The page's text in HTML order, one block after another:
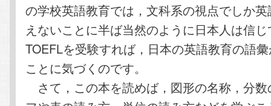
の学校英語教育では，文科系の視点でしか
えないことに半ば当然のように日本人は信
TOEFLを受験すれば，日本の英語教育の語
ことに気づくのです。
さて，この本を読めば，図形の名称，分